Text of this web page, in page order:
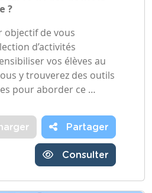
?
objectif de vous
d’activités
vos élèves au
y trouverez des outils
pour aborder ce …
Partager
Consulter